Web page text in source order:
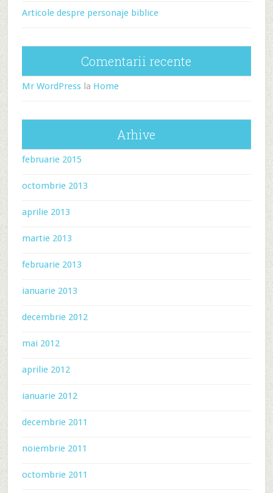
Articole despre personaje biblice
Comentarii recente
Mr WordPressla Home
Arhive
februarie 2015
octombrie 2013
aprilie 2013
martie 2013
februarie 2013
ianuarie 2013
decembrie 2012
mai 2012
aprilie 2012
ianuarie 2012
decembrie 2011
noiembrie 2011
octombrie 2011